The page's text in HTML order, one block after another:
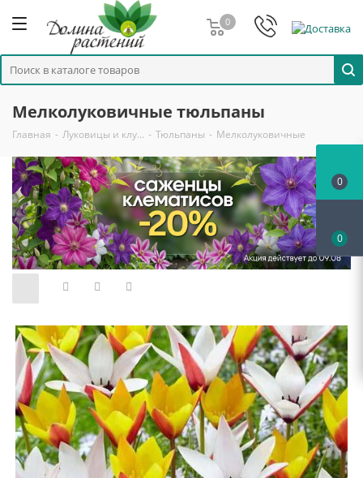
0
Мелколуковичные тюльпаны
Главная - Луковицы и клу… - Тюльпаны - Мелколуковичные
0
0